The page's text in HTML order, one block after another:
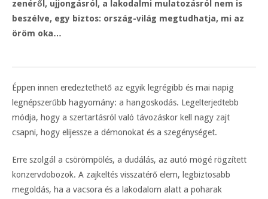
zenéről, ujjongásról, a lakodalmi mulatozásról nem is
beszélve, egy biztos: ország-világ megtudhatja, mi az
öröm oka…
Éppen innen eredeztethető az egyik legrégibb és mai napig
legnépszerűbb hagyomány: a hangoskodás. Legelterjedtebb
módja, hogy a szertartásról való távozáskor kell nagy zajt
csapni, hogy elijessze a démonokat és a szegénységet.
Erre szolgál a csörömpölés, a dudálás, az autó mögé rögzített
konzervdobozok. A zajkeltés visszatérő elem, legbiztosabb
megoldás, ha a vacsora és a lakodalom alatt a poharak